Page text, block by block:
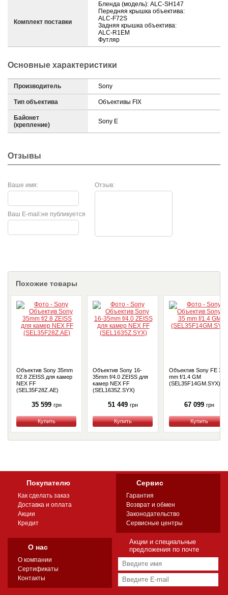
Комплект поставки
Бленда (модель): ALC-SH147
Передняя крышка объектива:
ALC-F72S
Задняя крышка объектива:
ALC-R1EM
Футляр
Основные характеристики
Производитель Sony
Тип объектива Объективы FIX
Байонет
(крепление)
Sony E
Отзывы
Ваше имя: Отзыв:
не публикуется
Ваш E-mail:
Похожие товары
Объектив Sony 35mm
f/2.8 ZEISS для камер
NEX FF
(SEL35F28Z.AE)
35 599 грн
Купить
Объектив Sony 16-
35mm f/4.0 ZEISS для
камер NEX FF
(SEL1635Z.SYX)
51 449 грн
Купить
Объектив Sony FE 35
mm f/1.4 GM
(SEL35F14GM.SYX)
67 099 грн
Купить
Покупателю
Как сделать заказ
Доставка и оплата
Акции
Кредит
Сервис
Гарантия
Возврат и обмен
Законодательство
Сервисные центры
О нас
О компании
Сертификаты
Контакты
Акции и специальные
предложения по почте